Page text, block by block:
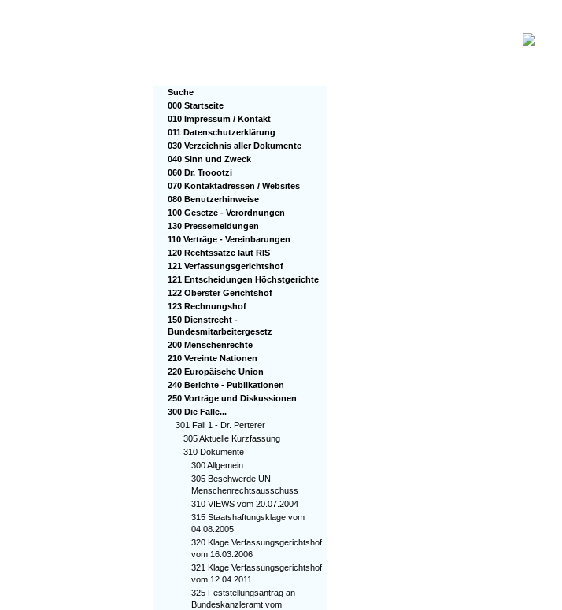
Suche
000 Startseite
010 Impressum / Kontakt
011 Datenschutzerklärung
030 Verzeichnis aller Dokumente
040 Sinn und Zweck
060 Dr. Troootzi
070 Kontaktadressen / Websites
080 Benutzerhinweise
100 Gesetze - Verordnungen
130 Pressemeldungen
110 Verträge - Vereinbarungen
120 Rechtssätze laut RIS
121 Verfassungsgerichtshof
121 Entscheidungen Höchstgerichte
122 Oberster Gerichtshof
123 Rechnungshof
150 Dienstrecht -
Bundesmitarbeitergesetz
200 Menschenrechte
210 Vereinte Nationen
220 Europäische Union
240 Berichte - Publikationen
250 Vorträge und Diskussionen
300 Die Fälle...
301 Fall 1 - Dr. Perterer
305 Aktuelle Kurzfassung
310 Dokumente
300 Allgemein
305 Beschwerde UN-
Menschenrechtsausschuss
310 VIEWS vom 20.07.2004
315 Staatshaftungsklage vom
04.08.2005
320 Klage Verfassungsgerichtshof
vom 16.03.2006
321 Klage Verfassungsgerichtshof
vom 12.04.2011
325 Feststellungsantrag an
Bundeskanzleramt vom